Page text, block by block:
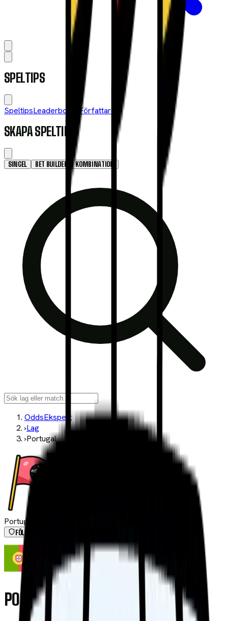
SPELTIPS
SpeltipsLeaderboard Författare
SKAPA SPELTIPS
SINGEL BET BUILDER KOMBINATION
OddsEkspert
›Lag
›Portugal
Portugal
FÖLJ LAG
PORTUGAL